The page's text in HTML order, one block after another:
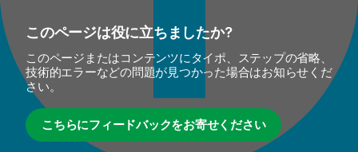
このページは役に立ちましたか?
このページまたはコンテンツにタイポ、ステップの省略、
技術的エラーなどの問題が見つかった場合はお知らせくだ
さい。
こちらにフィードバックをお寄せください